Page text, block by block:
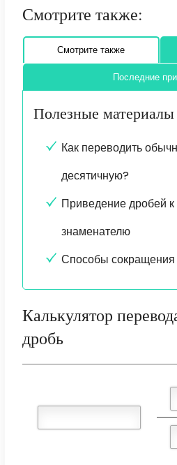
Смотрите также:
Смотрите также
Последние
Полезные материалы
Как переводить
десятичную?
Приведение дробей
знаменателю
Способы сокращения
Калькулятор
дробь